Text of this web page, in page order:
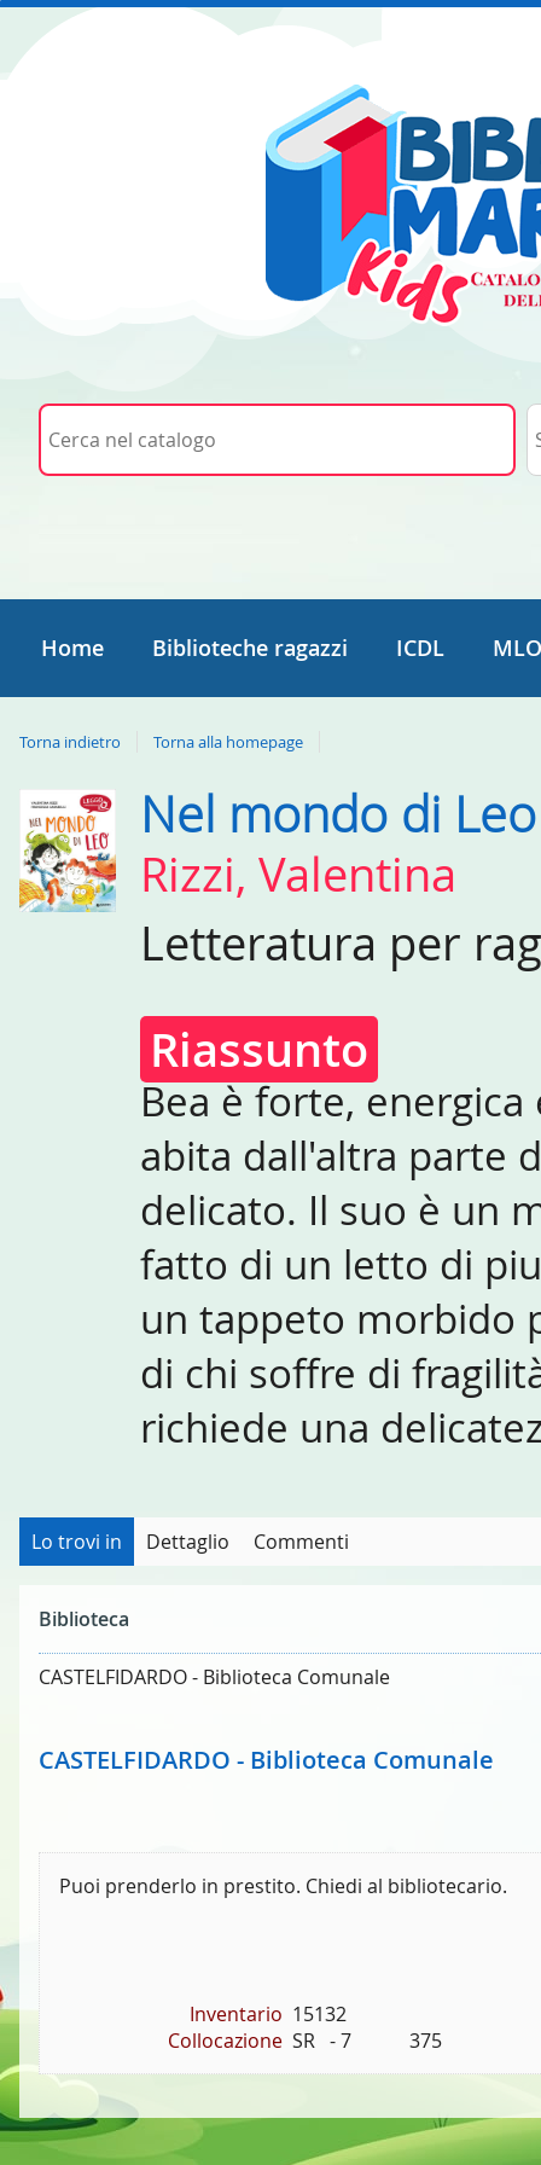
Cerca su "Cerca nel catalogo"
Home Biblioteche ragazzi ICDL
Torna indietro Torna alla homepage
Dettaglio
del
documento
Nel mondo di Leo
Rizzi, Valentina
Letteratura per
Riassunto
Bea è forte,
abita dall'altra parte
delicato. Il suo è un
fatto di un letto di
un tappeto morbido
di chi soffre di
richiede una
Lo trovi in Dettaglio Commenti
Biblioteca
CASTELFIDARDO - Biblioteca Comunale
CASTELFIDARDO - Biblioteca Comunale
Puoi prenderlo in prestito. Chiedi al bibliotecario.
Inventario 15132
Collocazione SR   - 7            375